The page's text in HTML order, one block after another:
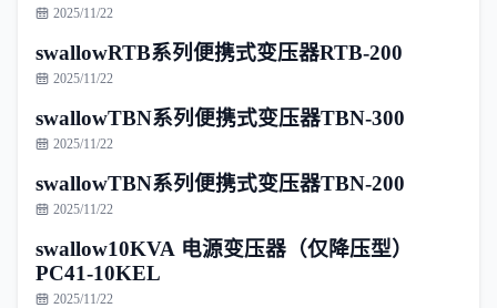
2025/11/22
swallowRTB系列便携式变压器RTB-200
2025/11/22
swallowTBN系列便携式变压器TBN-300
2025/11/22
swallowTBN系列便携式变压器TBN-200
2025/11/22
swallow10KVA 电源变压器（仅降压型）
PC41-10KEL
2025/11/22